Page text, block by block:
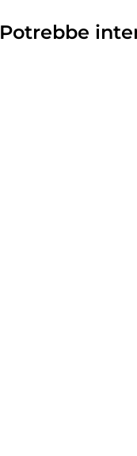
Potrebbe